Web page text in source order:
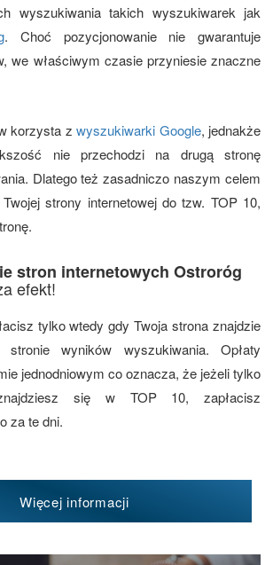
wyszukiwania takich wyszukiwarek jak
. Choć pozycjonowanie nie gwarantuje
we właściwym czasie przyniesie znaczne
korzysta zwyszukiwarki Google, jednakże
nie przechodzi na drugą stronę
Dlatego też zasadniczo naszym celem
strony internetowej do tzw. TOP 10,
stron internetowych Ostroróg
efekt!
tylko wtedy gdy Twoja strona znajdzie
wyników wyszukiwania. Opłaty
jednodniowym co oznacza, że jeżeli tylko
się w TOP 10, zapłacisz
za te dni.
Więcej informacji